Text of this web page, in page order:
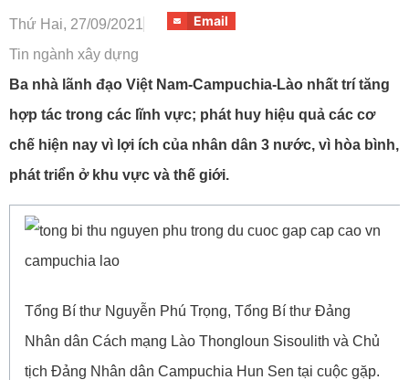
Thứ Hai, 27/09/2021
Tin ngành xây dựng
Email
Ba nhà lãnh đạo Việt Nam-Campuchia-Lào nhất trí tăng
hợp tác trong các lĩnh vực; phát huy hiệu quả các cơ
chế hiện nay vì lợi ích của nhân dân 3 nước, vì hòa bình,
phát triển ở khu vực và thế giới.
Tổng Bí thư Nguyễn Phú Trọng, Tổng Bí thư Đảng
Nhân dân Cách mạng Lào Thongloun Sisoulith và Chủ
tịch Đảng Nhân dân Campuchia Hun Sen tại cuộc gặp.